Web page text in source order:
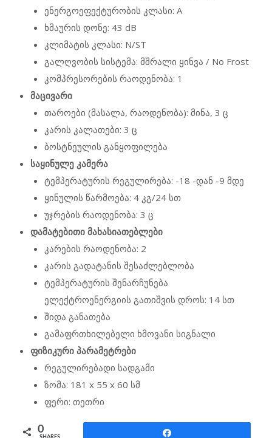
ენერგოეფექტურობის კლასი: A
ხმაურის დონე: 43 dB
კლიმატის კლასი: N/ST
გალღვობის სისტემა: მშრალი ყინვა / No Frost
კომპრესორების რაოდენობა: 1
მაცივარი
თაროები (მასალა, რაოდენობა): მინა, 3 ც
კარის კალათები: 3 ც
ბოსტნეულის განყოფილება
საყინულე კამერა
ტემპერატურის რეგულირება: -18 -დან -9 მდე
ყინულის წარმოება: 4 კგ/24 სთ
უჯრების რაოდენობა: 3 ც
დამატებითი მახასიათებლები
კარების რაოდენობა: 2
კარის გადატანის შესაძლებლობა
ტემპერატურის შენარჩუნება
ელექტროენერგიის გათიშვის დროს: 14 სთ
შიდა განათება
გამაფრთხილებელი ხმოვანი სიგნალი
ფიზიკური პარამეტრები
რეგულირებადი სადგამი
ზომა: 181 x 55 x 60 სმ
ფერი: თეთრი
0
SHARES